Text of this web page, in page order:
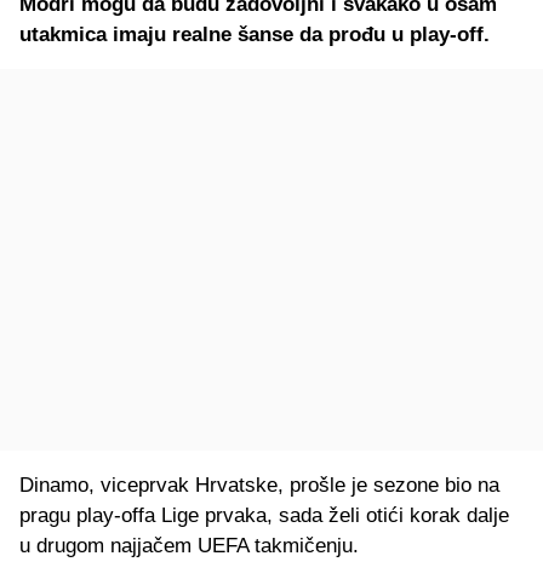
utakmica imaju realne šanse da prođu u play-off.
Dinamo, viceprvak Hrvatske, prošle je sezone bio na
pragu play-offa Lige prvaka, sada želi otići korak dalje
u drugom najjačem UEFA takmičenju.